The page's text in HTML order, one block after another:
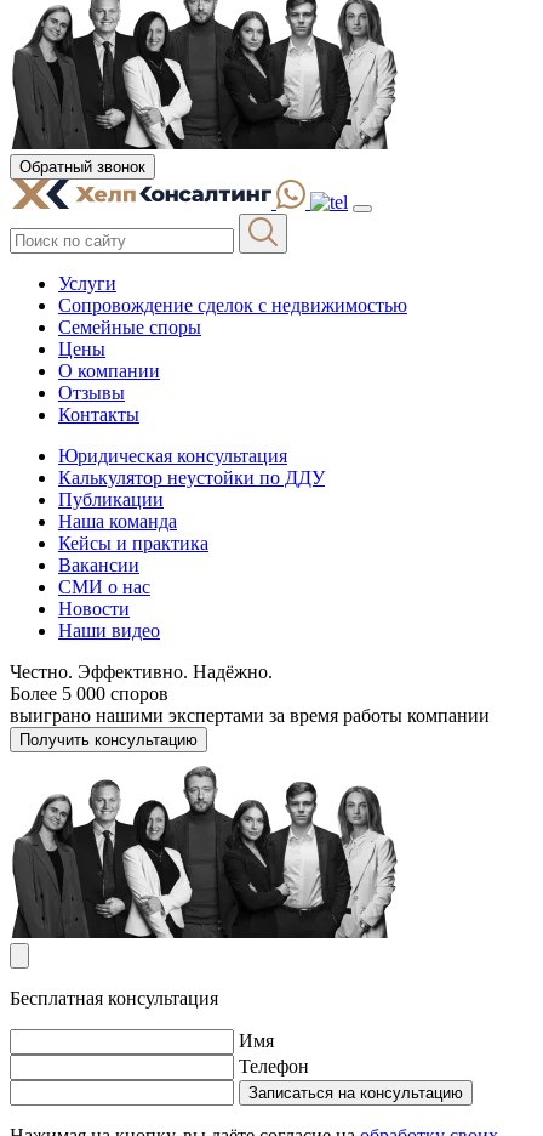
Обратный звонок
Услуги
Сопровождение сделок с недвижимостью
Семейные споры
Цены
О компании
Отзывы
Контакты
Юридическая консультация
Калькулятор неустойки по ДДУ
Публикации
Наша команда
Кейсы и практика
Вакансии
СМИ о нас
Новости
Наши видео
Честно. Эффективно. Надёжно.
Более 5 000 споров
выиграно нашими экспертами за время работы компании
Получить консультацию
Бесплатная консультация
Имя
Телефон
Записаться на консультацию